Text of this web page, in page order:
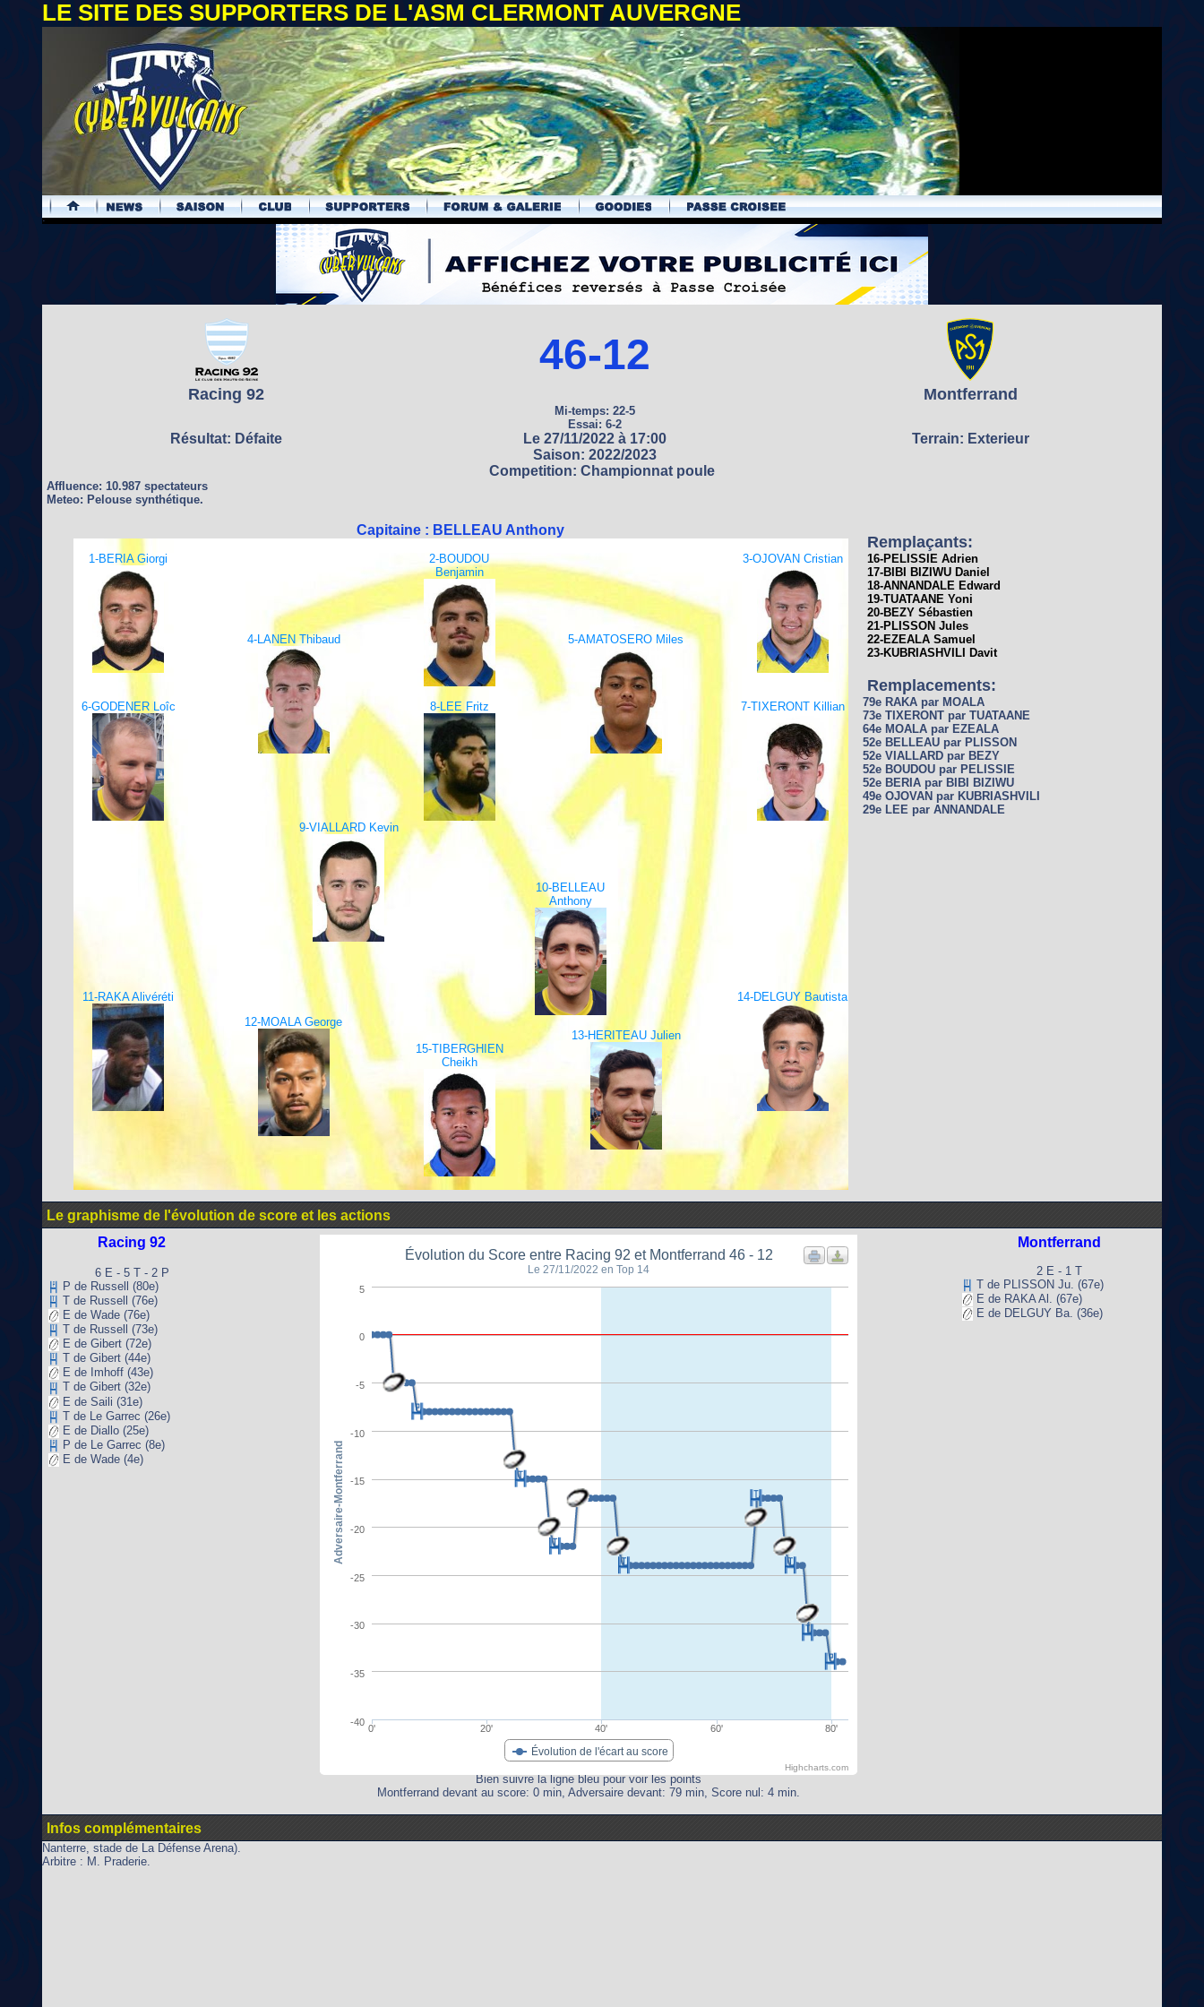
LE SITE DES SUPPORTERS DE L'ASM CLERMONT AUVERGNE
.
Racing 92
46-12
Montferrand
Mi-temps: 22-5
Essai: 6-2
Résultat: Défaite Le 27/11/2022 à 17:00
Terrain: Exterieur
Saison: 2022/2023
Competition: Championnat poule
Affluence: 10.987 spectateurs
Meteo: Pelouse synthétique.
Capitaine : BELLEAU Anthony
1-BERIA Giorgi
2-BOUDOU
Benjamin
3-OJOVAN Cristian
4-LANEN Thibaud 5-AMATOSERO Miles
6-GODENER Loîc 8-LEE Fritz 7-TIXERONT Killian
9-VIALLARD Kevin
10-BELLEAU
Anthony
11-RAKA Alivéréti
14-DELGUY Bautista
12-MOALA George
13-HERITEAU Julien
15-TIBERGHIEN
Cheikh
Remplaçants:
16-PELISSIE Adrien
17-BIBI BIZIWU Daniel
18-ANNANDALE Edward
19-TUATAANE Yoni
20-BEZY Sébastien
21-PLISSON Jules
22-EZEALA Samuel
23-KUBRIASHVILI Davit
Remplacements:
79e RAKA par MOALA
73e TIXERONT par TUATAANE
64e MOALA par EZEALA
52e BELLEAU par PLISSON
52e VIALLARD par BEZY
52e BOUDOU par PELISSIE
52e BERIA par BIBI BIZIWU
49e OJOVAN par KUBRIASHVILI
29e LEE par ANNANDALE
Le graphisme de l'évolution de score et les actions
Racing 92
6 E - 5 T - 2 P
P de Russell (80e)
T de Russell (76e)
E de Wade (76e)
T de Russell (73e)
E de Gibert (72e)
T de Gibert (44e)
E de Imhoff (43e)
T de Gibert (32e)
E de Saili (31e)
T de Le Garrec (26e)
E de Diallo (25e)
P de Le Garrec (8e)
E de Wade (4e)
Évolution du Score entre Racing 92 et Montferrand 46 - 12
Le 27/11/2022 en Top 14
Évolution de l'écart au score
0' 20' 40' 60' 80'
-40
-35
-30
-25
-20
-15
-10
-5
0
5
Adversaire-Montferrand
Highcharts.com
Bien suivre la ligne bleu pour voir les points
Montferrand devant au score: 0 min, Adversaire devant: 79 min, Score nul: 4 min.
Montferrand
2 E - 1 T
T de PLISSON Ju. (67e)
E de RAKA Al. (67e)
E de DELGUY Ba. (36e)
Infos complémentaires
Nanterre, stade de La Défense Arena).
Arbitre : M. Praderie.